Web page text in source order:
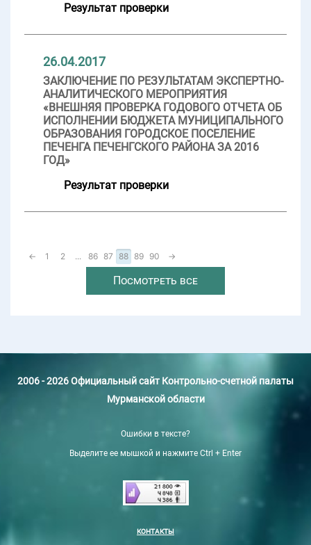
Результат проверки
26.04.2017
ЗАКЛЮЧЕНИЕ ПО РЕЗУЛЬТАТАМ ЭКСПЕРТНО-
АНАЛИТИЧЕСКОГО МЕРОПРИЯТИЯ
«ВНЕШНЯЯ ПРОВЕРКА ГОДОВОГО ОТЧЕТА ОБ
ИСПОЛНЕНИИ БЮДЖЕТА МУНИЦИПАЛЬНОГО
ОБРАЗОВАНИЯ ГОРОДСКОЕ ПОСЕЛЕНИЕ
ПЕЧЕНГА ПЕЧЕНГСКОГО РАЙОНА ЗА 2016
ГОД»
Результат проверки
← 1 2 ... 86 87 88 89 90 →
Посмотреть все
2006 - 2026 Официальный сайт Контрольно-счетной палаты
Мурманской области
Ошибки в тексте?
Выделите ее мышкой и нажмите Ctrl + Enter
КОНТАКТЫ